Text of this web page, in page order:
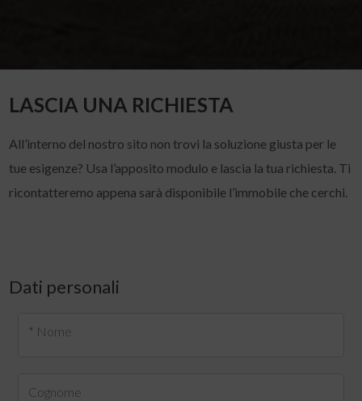
LASCIA UNA RICHIESTA
All’interno del nostro sito non trovi la soluzione giusta per le
tue esigenze? Usa l’apposito modulo e lascia la tua richiesta. Ti
ricontatteremo appena sarà disponibile l’immobile che cerchi.
Dati personali
* Nome
Cognome